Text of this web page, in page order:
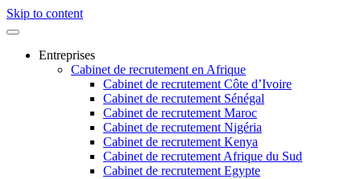
Skip to content
Entreprises
Cabinet de recrutement en Afrique
Cabinet de recrutement Côte d’Ivoire
Cabinet de recrutement Sénégal
Cabinet de recrutement Maroc
Cabinet de recrutement Nigéria
Cabinet de recrutement Kenya
Cabinet de recrutement Afrique du Sud
Cabinet de recrutement Egypte